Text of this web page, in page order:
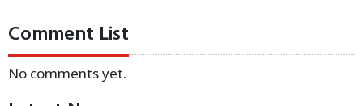
Comment List
No comments yet.